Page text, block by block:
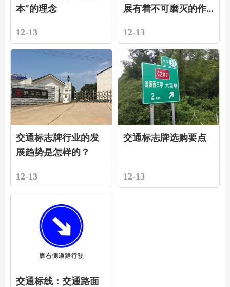
本”的理念
12-13
展有着不可磨灭的作
用！
12-13
交通标志牌行业的发
展趋势是怎样的？
12-13
交通标志牌选购要点
12-13
交通标线：交通路面